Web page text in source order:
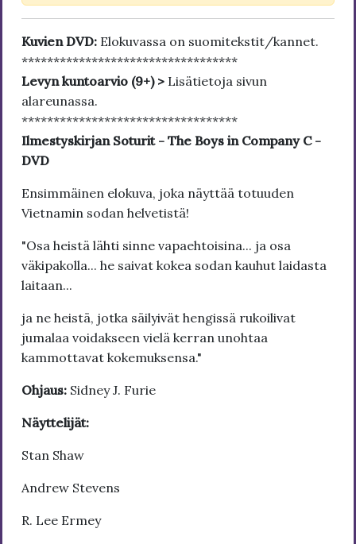
Kuvien DVD: Elokuvassa on suomitekstit/kannet.
**********************************
Levyn kuntoarvio (9+) > Lisätietoja sivun
alareunassa.
**********************************
Ilmestyskirjan Soturit - The Boys in Company C -
DVD
Ensimmäinen elokuva, joka näyttää totuuden
Vietnamin sodan helvetistä!
"Osa heistä lähti sinne vapaehtoisina... ja osa
väkipakolla... he saivat kokea sodan kauhut laidasta
laitaan...
ja ne heistä, jotka säilyivät hengissä rukoilivat
jumalaa voidakseen vielä kerran unohtaa
kammottavat kokemuksensa."
Ohjaus: Sidney J. Furie
Näyttelijät:
Stan Shaw
Andrew Stevens
R. Lee Ermey